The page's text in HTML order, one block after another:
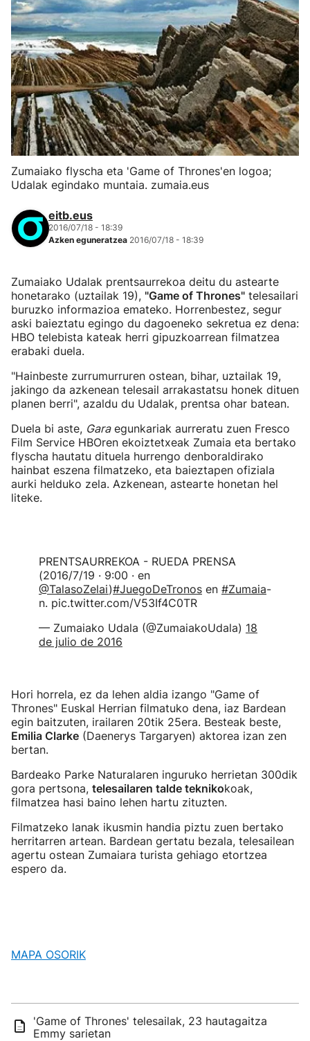
Zumaiako flyscha eta 'Game of Thrones'en logoa;
Udalak egindako muntaia. zumaia.eus
eitb.eus
2016/07/18 - 18:39
Azken eguneratzea 2016/07/18 - 18:39
Zumaiako Udalak prentsaurrekoa deitu du astearte
honetarako (uztailak 19), "Game of Thrones" telesailari
buruzko informazioa emateko. Horrenbestez, segur
aski baieztatu egingo du dagoeneko sekretua ez dena:
HBO telebista kateak herri gipuzkoarrean filmatzea
erabaki duela.
"Hainbeste zurrumurruren ostean, bihar, uztailak 19,
jakingo da azkenean telesail arrakastatsu honek dituen
planen berri", azaldu du Udalak, prentsa ohar batean.
Duela bi aste, Garaegunkariak aurreratu zuen Fresco
Film Service HBOren ekoiztetxeak Zumaia eta bertako
flyscha hautatu dituela hurrengo denboraldirako
hainbat eszena filmatzeko, eta baieztapen ofiziala
aurki helduko zela. Azkenean, astearte honetan hel
liteke.
PRENTSAURREKOA - RUEDA PRENSA
(2016/7/19 · 9:00 · en
@TalasoZelai)#JuegoDeTronos en #Zumaia-
n. pic.twitter.com/V53If4C0TR
— Zumaiako Udala (@ZumaiakoUdala) 18
de julio de 2016
Hori horrela, ez da lehen aldia izango "Game of
Thrones" Euskal Herrian filmatuko dena, iaz Bardean
egin baitzuten, irailaren 20tik 25era. Besteak beste,
Emilia Clarke (Daenerys Targaryen) aktorea izan zen
bertan.
Bardeako Parke Naturalaren inguruko herrietan 300dik
gora pertsona, telesailaren talde teknikokoak,
filmatzea hasi baino lehen hartu zituzten.
Filmatzeko lanak ikusmin handia piztu zuen bertako
herritarren artean. Bardean gertatu bezala, telesailean
agertu ostean Zumaiara turista gehiago etortzea
espero da.
MAPA OSORIK
'Game of Thrones' telesailak, 23 hautagaitza
Emmy sarietan